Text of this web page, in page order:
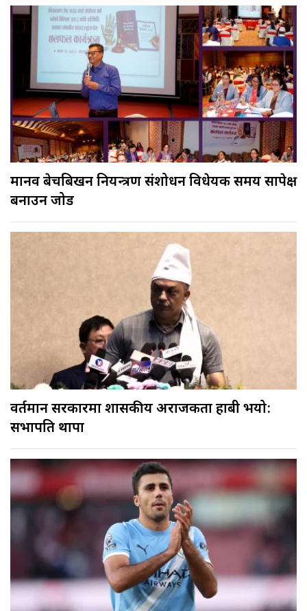
मानव बेचबिखन नियन्त्रण संशोधन विधेयक समय सापेक्ष
बनाउन जोड
वर्तमान सरकारमा शासकीय अराजकता हाबी भयो:
सभापति थापा